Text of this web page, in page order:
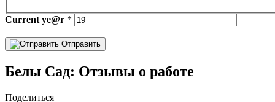
Current ye@r *
Отправить
Белы Сад: Отзывы о работе
Поделиться